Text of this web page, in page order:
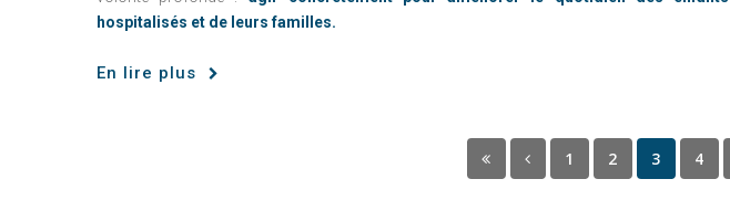
hospitalisés et de leurs familles.
En lire plus
1 2 3 4